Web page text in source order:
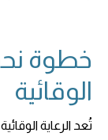
خطوة
الوقائية
تُعد الرعاية